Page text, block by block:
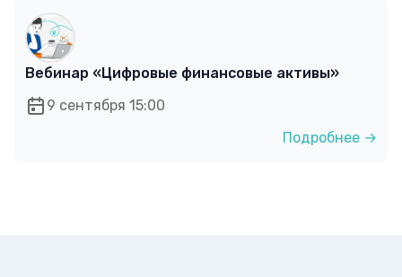
Вебинар «Цифровые финансовые активы»
9 сентября 15:00
Подробнее →